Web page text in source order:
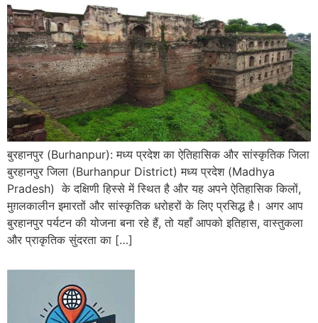
बुरहानपुर (Burhanpur): मध्य प्रदेश का ऐतिहासिक और सांस्कृतिक जिला
बुरहानपुर जिला (Burhanpur District) मध्य प्रदेश (Madhya
Pradesh) के दक्षिणी हिस्से में स्थित है और यह अपने ऐतिहासिक किलों,
मुग़लकालीन इमारतों और सांस्कृतिक धरोहरों के लिए प्रसिद्ध है। अगर आप
बुरहानपुर पर्यटन की योजना बना रहे हैं, तो यहाँ आपको इतिहास, वास्तुकला
और प्राकृतिक सुंदरता का […]